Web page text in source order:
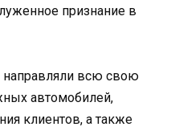
признание в
направляли всю свою
автомобилей,
клиентов, а также